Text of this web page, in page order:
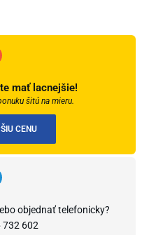
mať lacnejšie!
šitú na mieru.
CENU
objednať telefonicky?
732 602